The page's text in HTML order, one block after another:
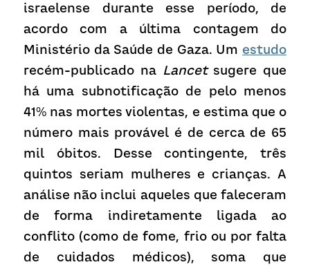
israelense durante esse período, de
acordo com a última contagem do
Ministério da Saúde de Gaza. Um estudo
recém-publicado na Lancet sugere que
há uma subnotificação de pelo menos
41% nas mortes violentas, e estima que o
número mais provável é de cerca de 65
mil óbitos. Desse contingente, três
quintos seriam mulheres e crianças. A
análise não inclui aqueles que faleceram
de forma indiretamente ligada ao
conflito (como de fome, frio ou por falta
de cuidados médicos), soma que